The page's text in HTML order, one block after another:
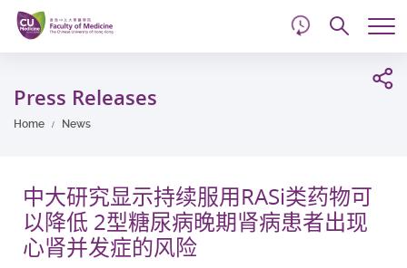
Skip
main
content
Press Releases
Home News
中大研究显示持续服用RASi类药物可
以降低 2型糖尿病晚期肾病患者出现
心肾并发症的风险